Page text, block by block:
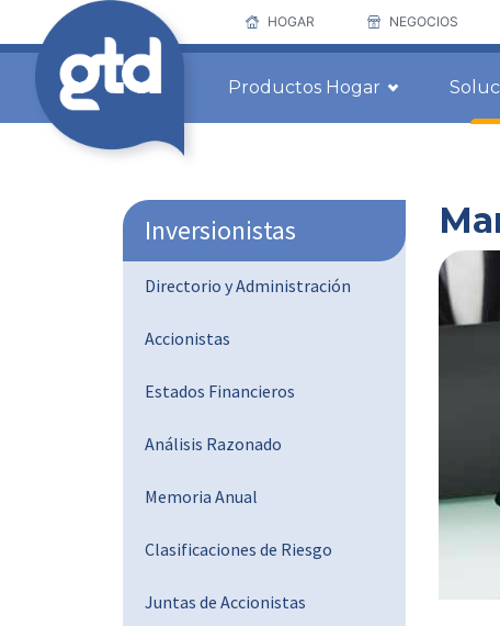
HOGAR NEGOCIOS
Productos Hogar
Inversionistas
Directorio y Administración
Accionistas
Estados Financieros
Análisis Razonado
Memoria Anual
Clasificaciones de Riesgo
Juntas de Accionistas